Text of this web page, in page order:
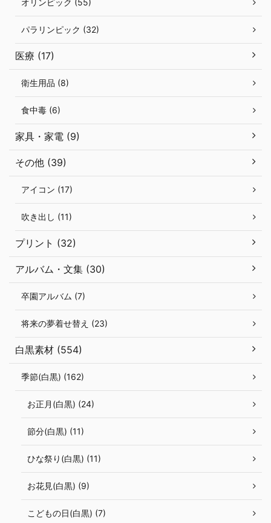
オリンピック (55)
パラリンピック (32)
医療 (17)
衛生用品 (8)
食中毒 (6)
家具・家電 (9)
その他 (39)
アイコン (17)
吹き出し (11)
プリント (32)
アルバム・文集 (30)
卒園アルバム (7)
将来の夢着せ替え (23)
白黒素材 (554)
季節(白黒) (162)
お正月(白黒) (24)
節分(白黒) (11)
ひな祭り(白黒) (11)
お花見(白黒) (9)
こどもの日(白黒) (7)